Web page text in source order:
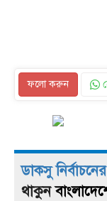
ফলো করুন
ডাকসু নির্বাচনের
থাকুন